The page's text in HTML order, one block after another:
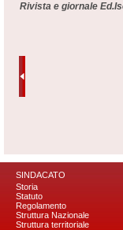
Rivista e giornale
SINDACATO
Storia
Statuto
Regolamento
Struttura Nazionale
Struttura territoriale